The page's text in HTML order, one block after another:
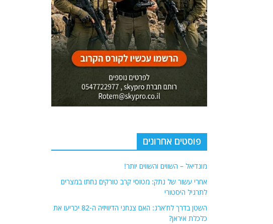
פוסטים אחרונים
מונדיאל – השווים והשווים יותר!
אחרי עשור של נתק: מטוסי קרב טורקים נחתו במצרים
לתרגיל היסטורי
השטן בדרך לח'ארג: האם צנחני הדיוויזיה ה-82 יכריעו את
כלכלת איראן?